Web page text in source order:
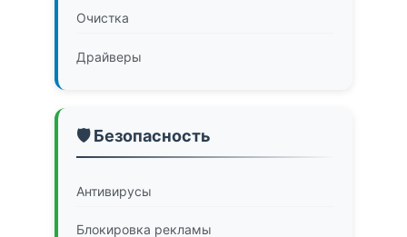
Очистка
Драйверы
🛡️ Безопасность
Антивирусы
Блокировка рекламы